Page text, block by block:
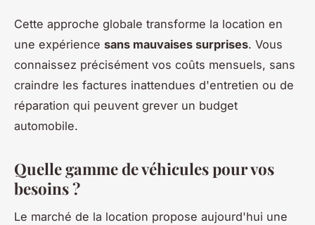
Cette approche globale transforme la location en
une expérience sans mauvaises surprises. Vous
connaissez précisément vos coûts mensuels, sans
craindre les factures inattendues d'entretien ou de
réparation qui peuvent grever un budget
automobile.
Quelle gamme de véhicules pour vos
besoins ?
Le marché de la location propose aujourd'hui une